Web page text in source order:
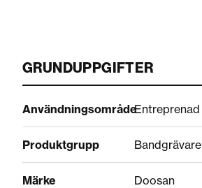
GRUNDUPPGIFTER
AnvändningsområdeEntreprenad
Produktgrupp Bandgrävare
Märke Doosan